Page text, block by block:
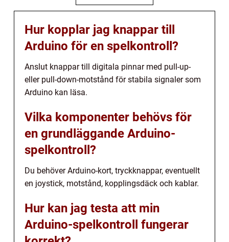
Hur kopplar jag knappar till
Arduino för en spelkontroll?
Anslut knappar till digitala pinnar med pull-up-
eller pull-down-motstånd för stabila signaler som
Arduino kan läsa.
Vilka komponenter behövs för
en grundläggande Arduino-
spelkontroll?
Du behöver Arduino-kort, tryckknappar, eventuellt
en joystick, motstånd, kopplingsdäck och kablar.
Hur kan jag testa att min
Arduino-spelkontroll fungerar